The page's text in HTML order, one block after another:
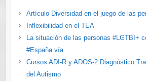
Artículo Diversidad en el juego de las
Inflexibilidad en el TEA
La situación de las personas #LGTBI+
#España vía
Cursos ADI-R y ADOS-2 Diagnóstico
del Autismo